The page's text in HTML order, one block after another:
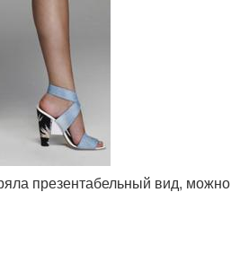
презентабельный вид, можно